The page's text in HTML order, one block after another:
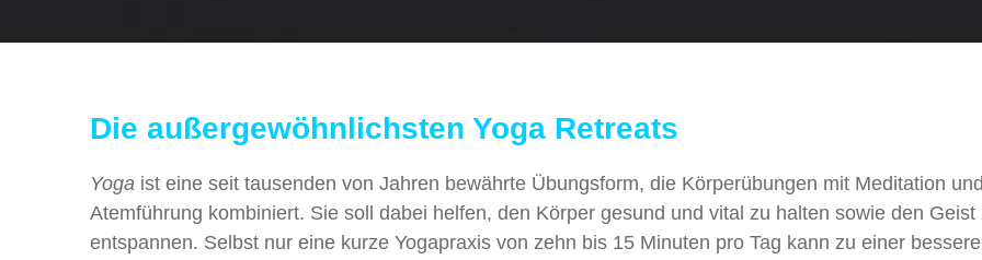
Die außergewöhnlichsten Yoga Retreats
Yoga ist eine seit tausenden von Jahren bewährte Übungsform, die Körperübungen mit Meditation
Atemführung kombiniert. Sie soll dabei helfen, den Körper gesund und vital zu halten sowie den Geist
entspannen. Selbst nur eine kurze Yogapraxis von zehn bis 15 Minuten pro Tag kann zu einer